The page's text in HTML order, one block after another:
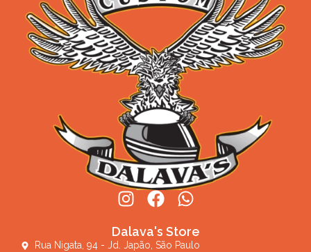
Dalava's Store
Rua Nigata, 94 - Jd. Japão, São Paulo